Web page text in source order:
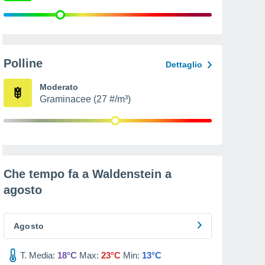
Polline Dettaglio
Moderato
Graminacee (27 #/m³)
Che tempo fa a Waldenstein a
agosto
Agosto
T. Media: 18°C Max: 23°C Min: 13°C